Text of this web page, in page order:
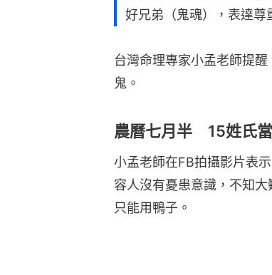
好兄弟（鬼魂），表達尊
台灣命理專家小孟老師提
鬼。
農曆七月半 15姓氏
小孟老師在FB拍攝影片表
容人沒有憂患意識，不知
只能用鴨子。